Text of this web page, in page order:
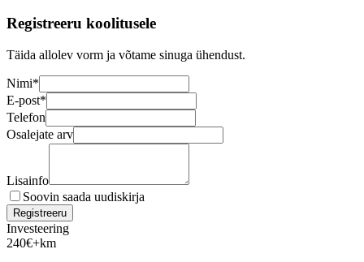
Registreeru koolitusele
Täida allolev vorm ja võtame sinuga ühendust.
Nimi*
E-post*
Telefon
Osalejate arv
Lisainfo
Soovin saada uudiskirja
Registreeru
Investeering
240€+km